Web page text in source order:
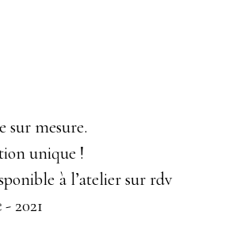
sur mesure.
unique !
à l’atelier sur rdv
- 2021